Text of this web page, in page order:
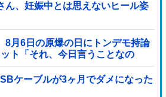
ん、妊娠中とは思えないヒール姿
8月6日の原爆の日にトンデモ持論
ト「それ、今日言うことなの
ｗｗｗｗｗｗｗ
ケーブルが3ヶ月でダメになった